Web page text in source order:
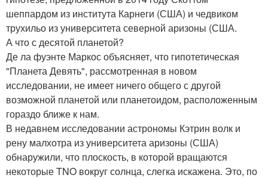
шеппардом из института Карнеги (США) и чедвиком
трухильо из университета северной аризоны (США.
А что с десятой планетой?
Де ла фуэнте Маркос объясняет, что гипотетическая
"Планета Девять", рассмотренная в новом
исследовании, не имеет ничего общего с другой
возможной планетой или планетоидом, расположенным
гораздо ближе к нам.
В недавнем исследовании астрономы Кэтрин волк и
рену малхотра из университета аризоны (США)
обнаружили, что плоскость, в которой вращаются
некоторые TNO вокруг солнца, слегка искажена. Это, по